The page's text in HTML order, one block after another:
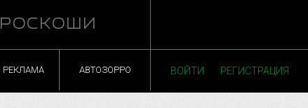
РОСКОШИ
РЕКЛАМА АВТОЗОРРО ВОЙТИ РЕГИСТРАЦИЯ